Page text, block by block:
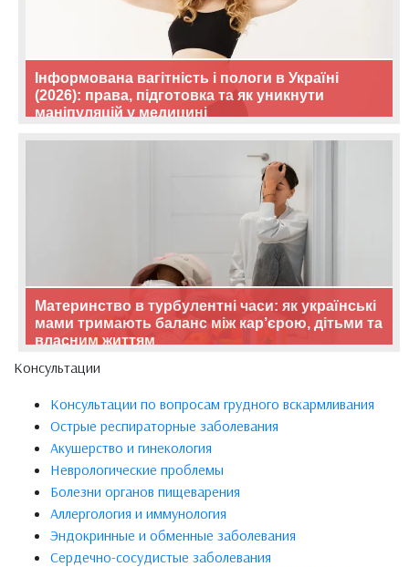
Інформована вагітність і пологи в Україні
(2026): права, підготовка та як уникнути
маніпуляцій у медицині
Материнство в турбулентні часи: як українські
мами тримають баланс між кар’єрою, дітьми та
власним життям
Консультации
Консультации по вопросам грудного вскармливания
Острые респираторные заболевания
Акушерство и гинекология
Неврологические проблемы
Болезни органов пищеварения
Аллергология и иммунология
Эндокринные и обменные заболевания
Сердечно-сосудистые заболевания